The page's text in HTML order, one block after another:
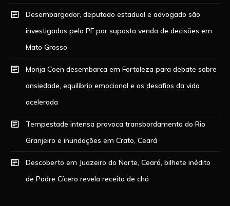
Desembargador, deputado estadual e advogado são
investigados pela PF por suposta venda de decisões em
Mato Grosso
Monja Coen desembarca em Fortaleza para debate sobre
ansiedade, equilíbrio emocional e os desafios da vida
acelerada
Tempestade intensa provoca transbordamento do Rio
Granjeiro e inundações em Crato, Ceará
Descoberto em Juazeiro do Norte, Ceará, bilhete inédito
de Padre Cícero revela receita de chá